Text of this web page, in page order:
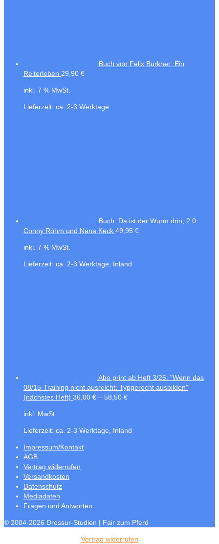
Buch von Felix Bürkner: Ein
Reiterleben 29,90 €
inkl. 7 % MwSt.
Lieferzeit: ca. 2-3 Werktage
Buch: Da ist der Wurm drin, 2.0.
Conny Röhm und Nana Keck 49,95 €
inkl. 7 % MwSt.
Lieferzeit: ca. 2-3 Werktage, Inland
Abo print ab Heft 3/26: "Wenn das
08/15-Training nicht ausreicht: Typgerecht ausbilden"
(nächstes Heft) 36,00 € – 58,50 €
inkl. MwSt.
Lieferzeit: ca. 2-3 Werktage, Inland
Impressum/Kontakt
AGB
Vertrag widerrufen
Versandkosten
Datenschutz
Mediadaten
Fragen und Antworten
© 2004-2026 Dressur-Studien | Fair zum Pferd
Vertrag widerrufen